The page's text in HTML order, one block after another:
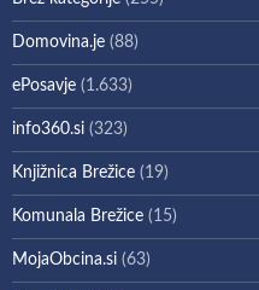
Domovina.je (88)
ePosavje (1.633)
info360.si (323)
Knjižnica Brežice (19)
Komunala Brežice (15)
MojaObcina.si (63)